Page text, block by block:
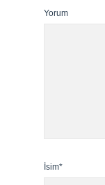
Yorum
İsim*